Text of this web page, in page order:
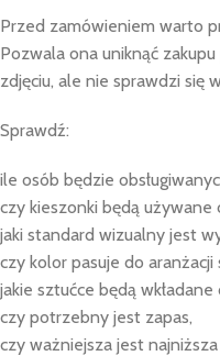
Przed zamówieniem warto
Pozwala ona uniknąć
zdjęciu, ale nie sprawdzi się
Sprawdź:
ile osób będzie
czy kieszonki będą
jaki standard wizualny jest
czy kolor pasuje do aranżacji
jakie sztućce będą wkładane
czy potrzebny jest zapas,
czy ważniejsza jest